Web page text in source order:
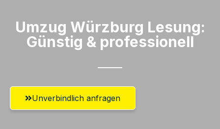
Umzug Würzburg​ Lesung:
Günstig & professionell​
Unverbindlich anfragen